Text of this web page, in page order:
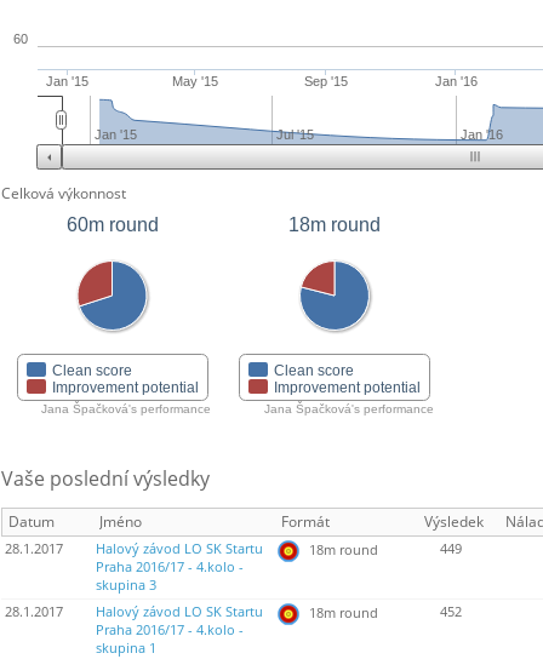
Jan '15 May '15 Sep '15 Jan '16
60
Jul '15 Jan '16
Jan '15
Celková výkonnost
60m round
Clean score
Improvement potential
Jana Špačková's performance
18m round
Clean score
Improvement potential
Jana Špačková's performance
Vaše poslední výsledky
Datum Jméno Formát Výsledek
28.1.2017
Halový závod LO SK Startu
Praha 2016/17 - 4.kolo -
skupina 3
18m round 449
28.1.2017
Halový závod LO SK Startu
Praha 2016/17 - 4.kolo -
skupina 1
18m round 452